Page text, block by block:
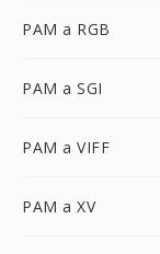
PAM a RGB
PAM a SGI
PAM a VIFF
PAM a XV